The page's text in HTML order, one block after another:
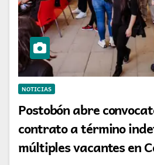
NOTICIAS
Postobón abre
contrato a término
múltiples vacantes en